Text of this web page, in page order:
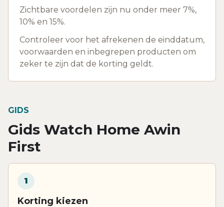
Zichtbare voordelen zijn nu onder meer 7%,
10% en 15%.
Controleer voor het afrekenen de einddatum,
voorwaarden en inbegrepen producten om
zeker te zijn dat de korting geldt.
GIDS
Gids Watch Home Awin
First
1
Korting kiezen